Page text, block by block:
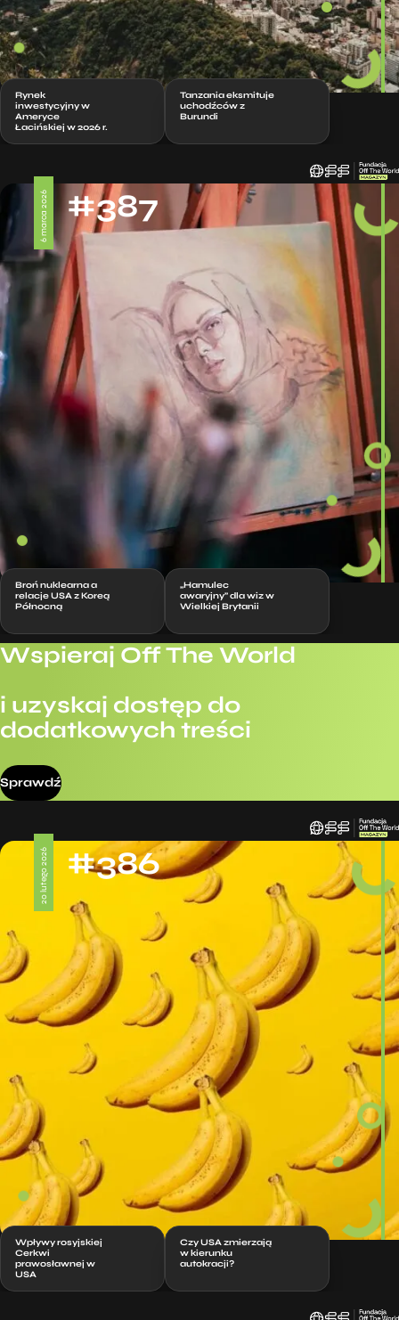
Rynek
inwestycyjny w
Ameryce
Łacińskiej w 2026 r.
Tanzania eksmituje
uchodźców z
Burundi
6 marca 2026 #387
Broń nuklearna a
relacje USA z Koreą
Północną
„Hamulec
awaryjny” dla wiz w
Wielkiej Brytanii
Wspieraj Off The World
i uzyskaj dostęp do
dodatkowych treści
Sprawdź
20 lutego 2026 #386
Wpływy rosyjskiej
Cerkwi
prawosławnej w
USA
Czy USA zmierzają
w kierunku
autokracji?